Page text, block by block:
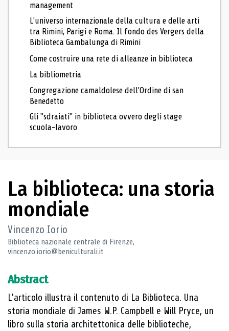
management
L'universo internazionale della cultura e delle arti
tra Rimini, Parigi e Roma. Il fondo des Vergers della
Biblioteca Gambalunga di Rimini
Come costruire una rete di alleanze in biblioteca
La bibliometria
Congregazione camaldolese dell'Ordine di san
Benedetto
Gli "sdraiati" in biblioteca ovvero degli stage
scuola-lavoro
La biblioteca: una storia
mondiale
Vincenzo Iorio
Biblioteca nazionale centrale di Firenze,
vincenzo.iorio@beniculturali.it
Abstract
L'articolo illustra il contenuto di La Biblioteca. Una
storia mondiale di James W.P. Campbell e Will Pryce, un
libro sulla storia architettonica delle biblioteche,